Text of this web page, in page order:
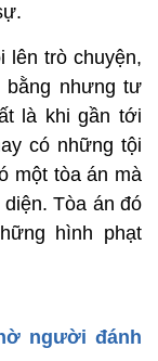
lên trò chuyện,
bằng nhưng tư
là khi gần tới
có những tội
một tòa án mà
Tòa án đó
hình phạt
người đánh